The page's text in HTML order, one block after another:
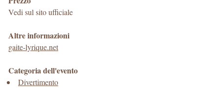
Vedi sul sito ufficiale
Altre informazioni
gaite-lyrique.net
Categoria dell'evento
Divertimento